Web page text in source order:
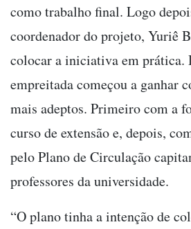
como trabalho final. Logo
coordenador do projeto, Yuriê
colocar a iniciativa em prática.
empreitada começou a ganhar
mais adeptos. Primeiro com a
curso de extensão e, depois,
pelo Plano de Circulação
professores da universidade.
“O plano tinha a intenção de